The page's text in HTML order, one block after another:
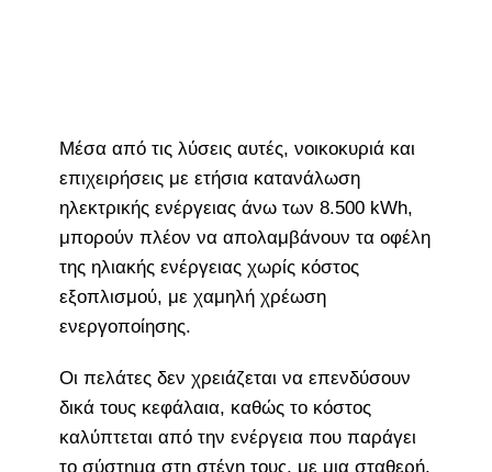
Μέσα από τις λύσεις αυτές, νοικοκυριά και
επιχειρήσεις με ετήσια κατανάλωση
ηλεκτρικής ενέργειας άνω των 8.500 kWh,
μπορούν πλέον να απολαμβάνουν τα οφέλη
της ηλιακής ενέργειας χωρίς κόστος
εξοπλισμού, με χαμηλή χρέωση
ενεργοποίησης.
Οι πελάτες δεν χρειάζεται να επενδύσουν
δικά τους κεφάλαια, καθώς το κόστος
καλύπτεται από την ενέργεια που παράγει
το σύστημα στη στέγη τους, με μια σταθερή,